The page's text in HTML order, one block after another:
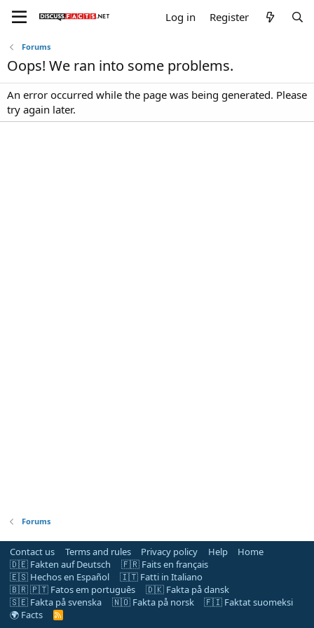
Log in Register
Forums
Oops! We ran into some problems.
An error occurred while the page was being generated. Please
try again later.
Forums
Contact us Terms and rules Privacy policy Help
Home
🇩🇪 Fakten auf Deutsch
🇫🇷 Faits en français
🇪🇸 Hechos en Español
🇮🇹 Fatti in Italiano
🇧🇷 🇵🇹 Fatos em português
🇩🇰 Fakta på dansk
🇸🇪 Fakta på svenska
🇳🇴 Fakta på norsk
🇫🇮 Faktat suomeksi
🌍 Facts
R